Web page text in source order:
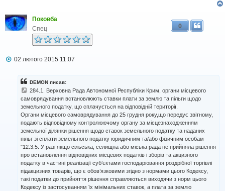
Поковба
Спец
0
П
02 лютого 2015 11:07
DEMON писав:
284.1. Верховна Рада Автономної Республіки Крим, органи місцевого
самоврядування встановлюють ставки плати за землю та пільги щодо
земельного податку, що сплачується на відповідній території.
Органи місцевого самоврядування до 25 грудня року,що передує звітному,
подають відповідному контролюючому органу за місцезнаходженням
земельної ділянки рішення щодо ставок земельного податку та наданих
пільг зі сплати земельного податку юридичним та/або фізичним особам
"12.3.5. У разі якщо сільська, селищна або міська рада не прийняла рішення
про встановлення відповідних місцевих податків і зборів та акцизного
податку в частині реалізації суб’єктами господарювання роздрібної торгівлі
підакцизних товарів, що є обов’язковими згідно з нормами цього Кодексу,
такі податки до прийняття рішення справляються виходячи з норм цього
Кодексу із застосуванням їх мінімальних ставок, а плата за землю